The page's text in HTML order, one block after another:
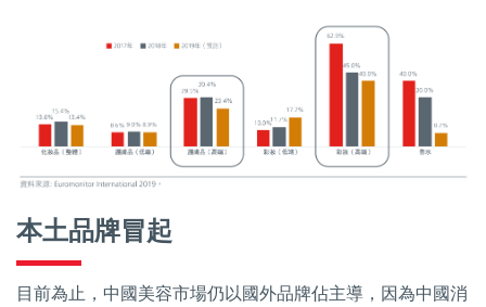
本土品牌冒起
目前為止，中國美容市場仍以國外品牌佔主導，因為中國消